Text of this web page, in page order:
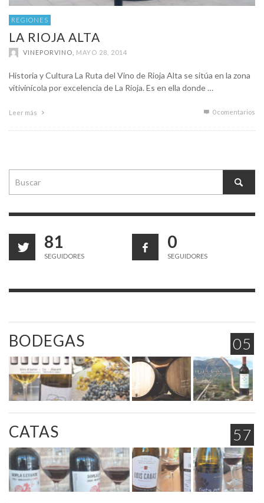
REGIONES
LA RIOJA ALTA
VINEPORVINO MAYO 28, 2014
Historia y Cultura La Ruta del Vino de Rioja Alta se sitúa en la zona
vitivinícola por excelencia de La Rioja. Es en ella donde …
Leer más 0 comentarios
81
SEGUIDORES
0
SEGUIDORES
05
BODEGAS
57
CATAS